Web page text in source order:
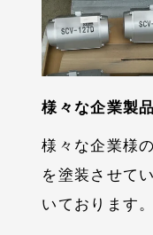
代表挨拶
様々な企業製品
様々な企業様
を塗装させて
いております。